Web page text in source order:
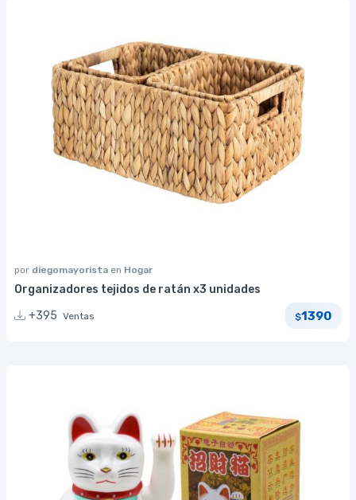
por diegomayorista en Hogar
Organizadores tejidos de ratán x3 unidades
+395 Ventas $1390